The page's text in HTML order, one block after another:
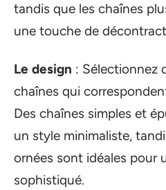
tandis que les chaînes
une touche de
Le design : Sélectionnez
chaînes qui
Des chaînes simples et
un style minimaliste,
ornées sont idéales pour
sophistiqué.